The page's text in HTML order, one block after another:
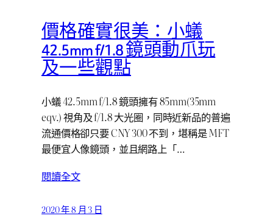
價格確實很美：小蟻
42.5mm f/1.8 鏡頭動爪玩
及一些觀點
小蟻 42.5mm f/1.8 鏡頭擁有 85mm(35mm
eqv.) 視角及 f/1.8 大光圈，同時近新品的普遍
流通價格卻只要 CNY 300 不到，堪稱是 MFT
最便宜人像鏡頭，並且網路上「…
閱讀全文
2020 年 8 月 3 日